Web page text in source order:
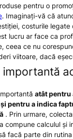
pentru o
. Imaginați-vă că
costurile legate
lucru ar face ca
ceea ce nu
viitoare, dacă
importantă
atât pentru
pentru a indica
. Prin urmare,
compune calculul și
facă parte din